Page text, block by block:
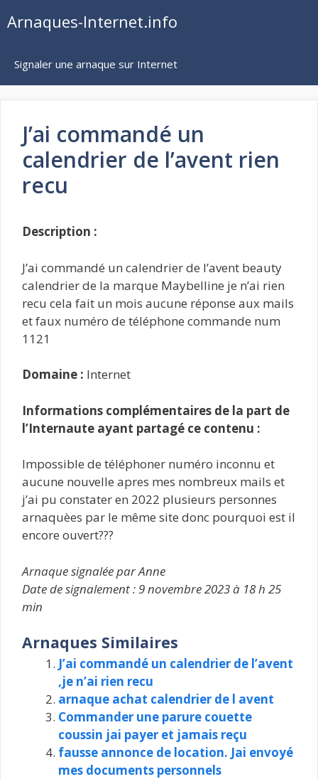
auArnaques-Internet.info
Signaler une arnaque sur Internet
J’ai commandé un
calendrier de l’avent rien
recu
Description :
J’ai commandé un calendrier de l’avent beauty
calendrier de la marque Maybelline je n’ai rien
recu cela fait un mois aucune réponse aux mails
et faux numéro de téléphone commande num
1121
Domaine : Internet
Informations complémentaires de la part de
l’Internaute ayant partagé ce contenu :
Impossible de téléphoner numéro inconnu et
aucune nouvelle apres mes nombreux mails et
j’ai pu constater en 2022 plusieurs personnes
arnaquèes par le même site donc pourquoi est il
encore ouvert???
Arnaque signalée par Anne
Date de signalement : 9 novembre 2023 à 18 h 25
min
Arnaques Similaires
J’ai commandé un calendrier de l’avent
,je n’ai rien recu
arnaque achat calendrier de l avent
Commander une parure couette
coussin jai payer et jamais reçu
fausse annonce de location. Jai envoyé
mes documents personnels